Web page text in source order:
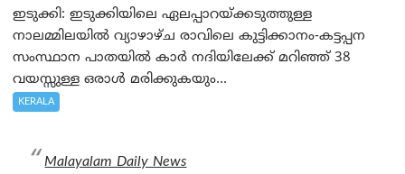
ഇടുക്കി: ഇടുക്കിയിലെ ഏലപ്പാറയ്ക്കടുത്തുള്ള
നാലമ്മിലയിൽ വ്യാഴാഴ്ച രാവിലെ കുട്ടിക്കാനം-കട്ടപ്പന
സംസ്ഥാന പാതയിൽ കാർ നദിയിലേക്ക് മറിഞ്ഞ് 38
വയസ്സുള്ള ഒരാൾ മരിക്കുകയും...
KERALA
Malayalam Daily News